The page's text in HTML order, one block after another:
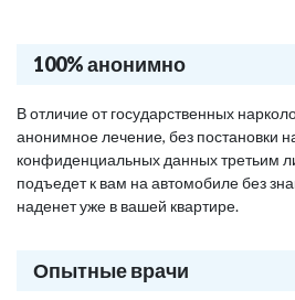
100% анонимно
В отличие от государственных
анонимное лечение, без постановки
конфиденциальных данных третьим
подъедет к вам на автомобиле без
наденет уже в вашей квартире.
Опытные врачи